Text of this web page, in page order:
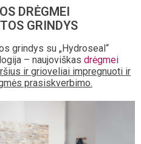
DRĖGMEI
GRINDYS
grindys su „Hydroseal“
– naujoviškas drėgmei
ir grioveliai impregnuoti ir
prasiskverbimo.